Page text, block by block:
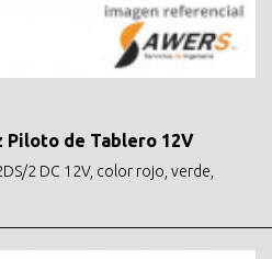
Piloto de Tablero 12V
2 DC 12V, color rojo, verde,